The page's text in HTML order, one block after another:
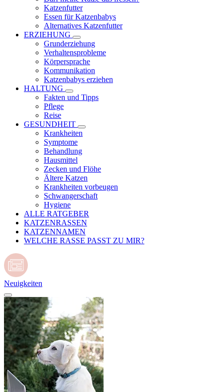
Katzenfutter
Essen für Katzenbabys
Alternatives Katzenfutter
ERZIEHUNG
Grunderziehung
Verhaltensprobleme
Körpersprache
Kommunikation
Katzenbabys erziehen
HALTUNG
Fakten und Tipps
Pflege
Reise
GESUNDHEIT
Krankheiten
Symptome
Behandlung
Hausmittel
Zecken und Flöhe
Ältere Katzen
Krankheiten vorbeugen
Schwangerschaft
Hygiene
ALLE RATGEBER
KATZENRASSEN
KATZENNAMEN
WELCHE RASSE PASST ZU MIR?
Neuigkeiten